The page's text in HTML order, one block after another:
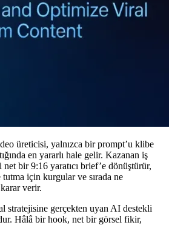
üreticisi, yalnızca bir prompt’u klibe
en yararlı hale gelir. Kazanan iş
bir 9:16 yaratıcı brief’e dönüştürür,
için kurgular ve sırada ne
verir.
stratejisine gerçekten uyan AI destekli
Hâlâ bir hook, net bir görsel fikir,